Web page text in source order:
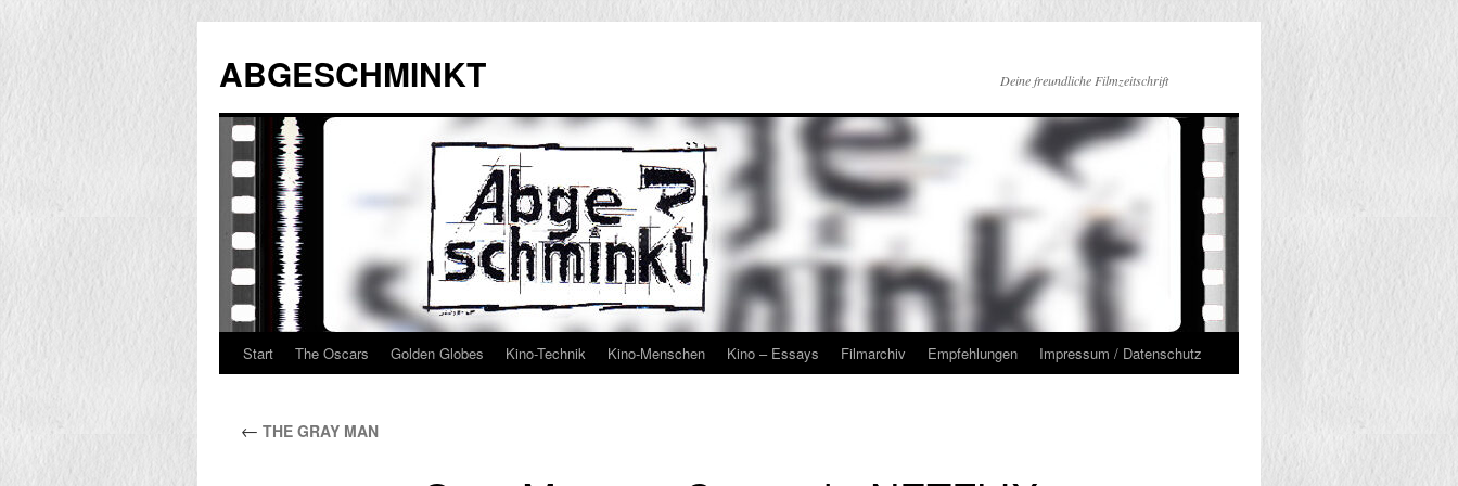
springen
ABGESCHMINKT Deine freundliche Filmzeitschrift
Start The Oscars Golden Globes Kino-Technik Kino-Menschen Kino – Essays Filmarchiv Empfehlungen Impressum / Datenschutz
← THE GRAY MAN